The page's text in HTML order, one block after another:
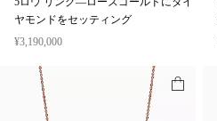
5ロウ リング—ローズゴールドにダイ
ヤモンドをセッティング
¥3,190,000